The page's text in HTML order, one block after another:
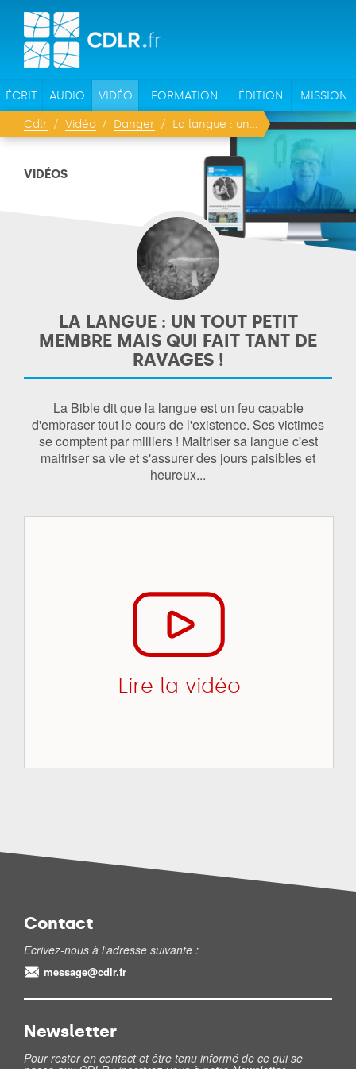
ÉCRIT AUDIO VIDÉO FORMATION ÉDITION MISSION
Cdlr Vidéo Danger La langue : un tout petit membre mais qui fait tant de ravages !
VIDÉOS
LA LANGUE : UN TOUT PETIT
MEMBRE MAIS QUI FAIT TANT DE
RAVAGES !
La Bible dit que la langue est un feu capable
d'embraser tout le cours de l'existence. Ses victimes
se comptent par milliers ! Maitriser sa langue c'est
maitriser sa vie et s'assurer des jours paisibles et
heureux...
Lire la vidéo
Contact
Ecrivez-nous à l'adresse suivante :
message@cdlr.fr
Newsletter
Pour rester en contact et être tenu informé de ce qui se